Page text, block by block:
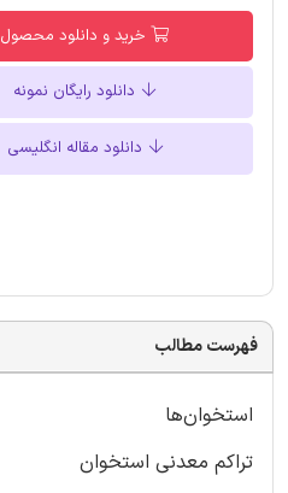
خرید و دانلود محصول
دانلود رایگان نمونه
دانلود مقاله انگلیسی
فهرست مطالب
استخوان‌ها
تراکم معدنی استخوان